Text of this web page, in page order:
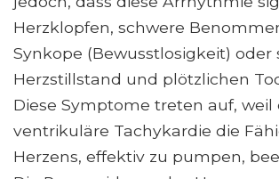
Herzklopfen, schwere
Synkope (Bewusstlosigkeit) oder
Herzstillstand und plötzlichen
Diese Symptome treten auf, weil
ventrikuläre Tachykardie die
Herzens, effektiv zu pumpen,